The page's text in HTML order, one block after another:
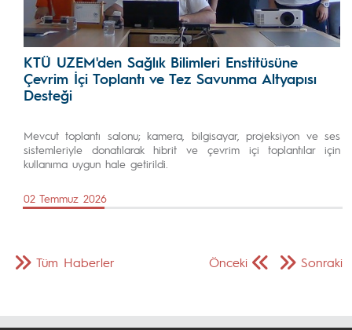
KTÜ UZEM'den Sağlık Bilimleri Enstitüsüne
Çevrim İçi Toplantı ve Tez Savunma Altyapısı
Desteği
Mevcut toplantı salonu; kamera, bilgisayar, projeksiyon ve ses
sistemleriyle donatılarak hibrit ve çevrim içi toplantılar için
kullanıma uygun hale getirildi.
02 Temmuz 2026
Önceki Sonraki
Tüm Haberler